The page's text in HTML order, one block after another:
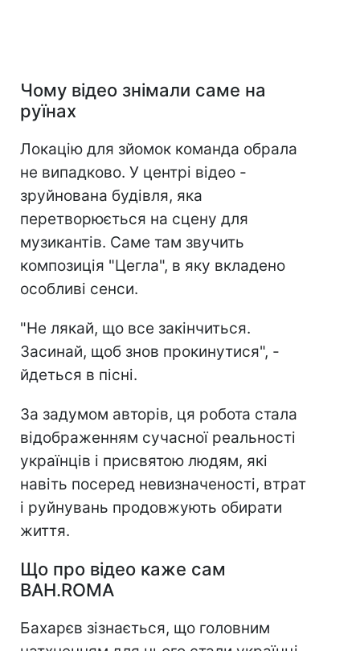
Чому відео знімали саме на
руїнах
Локацію для зйомок команда обрала
не випадково. У центрі відео -
зруйнована будівля, яка
перетворюється на сцену для
музикантів. Саме там звучить
композиція "Цегла", в яку вкладено
особливі сенси.
"Не лякай, що все закінчиться.
Засинай, щоб знов прокинутися", -
йдеться в пісні.
За задумом авторів, ця робота стала
відображенням сучасної реальності
українців і присвятою людям, які
навіть посеред невизначеності, втрат
і руйнувань продовжують обирати
життя.
Що про відео каже сам
BAH.ROMA
Бахарєв зізнається, що головним